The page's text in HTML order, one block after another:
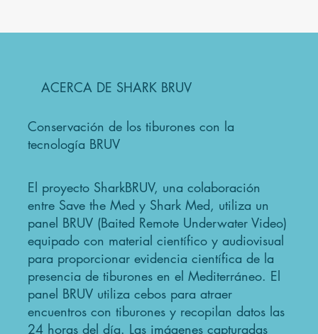
ACERCA DE SHARK BRUV
Conservación de los tiburones con la
tecnología BRUV
El proyecto SharkBRUV, una colaboración
entre Save the Med y Shark Med, utiliza un
panel BRUV (Baited Remote Underwater Video)
equipado con material científico y audiovisual
para proporcionar evidencia científica de la
presencia de tiburones en el Mediterráneo. El
panel BRUV utiliza cebos para atraer
encuentros con tiburones y recopilan datos las
24 horas del día. Las imágenes capturadas